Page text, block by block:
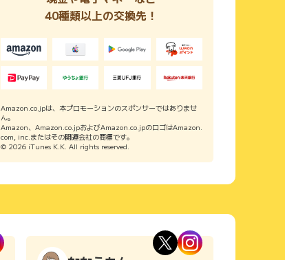
40種類以上の交換先！
Amazon.co.jpは、本プロモーションのスポンサーではありませ
ん。
Amazon、Amazon.co.jpおよびAmazon.co.jpのロゴはAmazon.
com, inc.またはその関連会社の商標です。
© 2026 iTunes K.K. All rights reserved.